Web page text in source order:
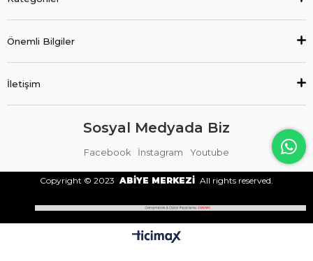
Önemli Bilgiler
İletişim
Sosyal Medyada Biz
Facebook İnstagram Youtube
Copyright © 2023 ABİYE MERKEZİ All rights reserved.